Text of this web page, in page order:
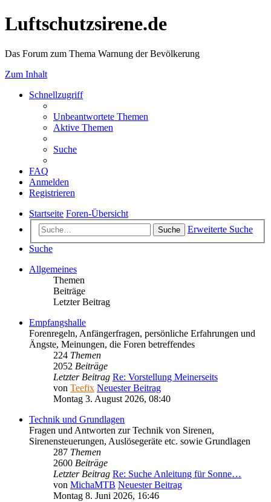
Luftschutzsirene.de
Das Forum zum Thema Warnung der Bevölkerung
Zum Inhalt
Schnellzugriff
Unbeantwortete Themen
Aktive Themen
Suche
FAQ
Anmelden
Registrieren
Startseite Foren-Übersicht
Suche
Erweiterte Suche
Suche
Allgemeines
Themen
Beiträge
Letzter Beitrag
Empfangshalle
Forenregeln, Anfängerfragen, persönliche Erfahrungen und
Ängste, Meinungen, die Foren betreffendes
224 Themen
2052 Beiträge
Letzter Beitrag Re: Vorstellung Meinerseits
von Teefix Neuester Beitrag
Montag 3. August 2026, 08:40
Technik und Grundlagen
Fragen und Antworten zur Technik von Sirenen,
Sirenensteuerungen, Auslösegeräte etc. sowie Grundlagen
287 Themen
2600 Beiträge
Letzter Beitrag Re: Suche Anleitung für Sonne…
von MichaMTB Neuester Beitrag
Montag 8. Juni 2026, 16:46